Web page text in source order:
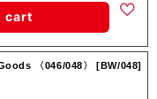
cart
〈046/048〉 [BW/048]